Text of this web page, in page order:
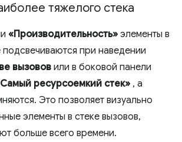
тяжелого стека
«Производительность» элементы в
подсвечиваются при наведении
вызовов или в боковой панели
Самый ресурсоемкий стек» , а
Это позволяет визуально
элементы в стеке вызовов,
больше всего времени.